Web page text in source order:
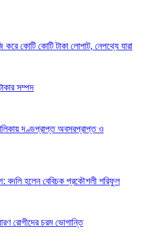
করে কোটি কোটি টাকা লোপাট, নেপথ্যে যারা
সম্পদ
দণ্ডপ্রাপ্ত অবসরপ্রাপ্ত ও
বদলি হলেন বেবিচক প্রকৌশলী শরিফুল
রোগীদের চরম ভোগান্তি